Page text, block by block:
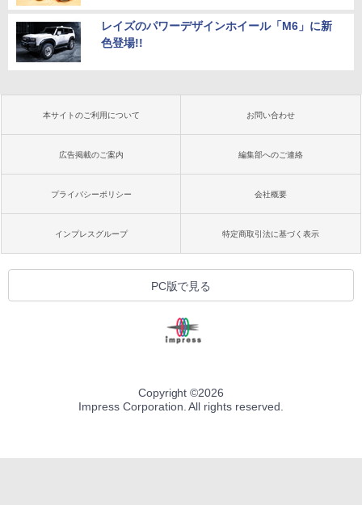
レイズのパワーデザインホイール「M6」に新
色登場!!
本サイトのご利用について お問い合わせ
広告掲載のご案内 編集部へのご連絡
プライバシーポリシー 会社概要
インプレスグループ 特定商取引法に基づく表示
PC版で見る
Copyright ©2026
Impress Corporation. All rights reserved.